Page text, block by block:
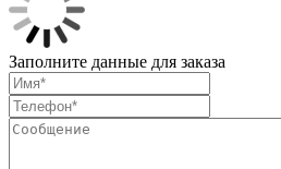
Заполните данные для заказа